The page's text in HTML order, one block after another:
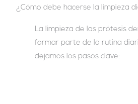
¿Cómo debe hacerse la limpieza
La limpieza de las prótesis
formar parte de la rutina
dejamos los pasos clave: